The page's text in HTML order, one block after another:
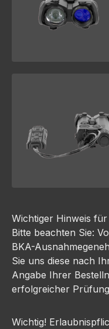
Wichtiger Hinweis
Bitte beachten Sie:
BKA-
Sie uns diese nach
Angabe Ihrer
erfolgreicher
Wichtig!